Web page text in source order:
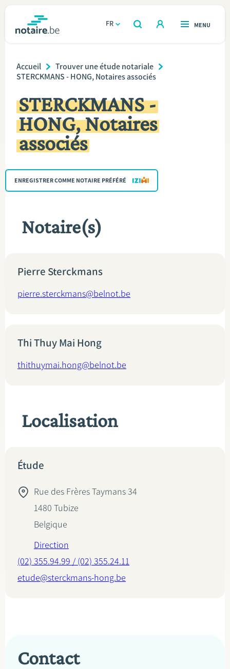
FR
OUVERT
RECHERCHER
OUVERT
MENU
Immobilier
Relations et vivre ensemble
Héritage et donations
Entreprendre
Le notaire
TROUVER UN NOTAIRE
Breadcrumb
Accueil
Trouver une étude notariale
STERCKMANS - HONG, Notaires associés
STERCKMANS -
HONG, Notaires
associés
ENREGISTRER COMME NOTAIRE PRÉFÉRÉ
Notaire(s)
Pierre Sterckmans
pierre.sterckmans@belnot.be
Thi Thuy Mai Hong
thithuymai.hong@belnot.be
Localisation
Étude
Rue des Frères Taymans 34
1480 Tubize
Belgique
Direction
(02) 355.94.99 / (02) 355.24.11
etude@sterckmans-hong.be
Contact